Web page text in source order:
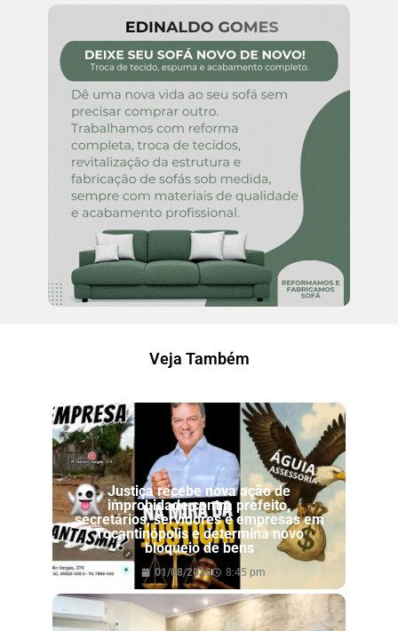
Veja Também
Justiça recebe nova ação de
improbidade contra prefeito,
secretários, servidores e empresas em
Tocantinópolis e determina novo
bloqueio de bens
01/08/2026 8:45 pm